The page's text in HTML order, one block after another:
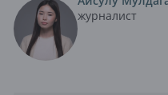
журналист